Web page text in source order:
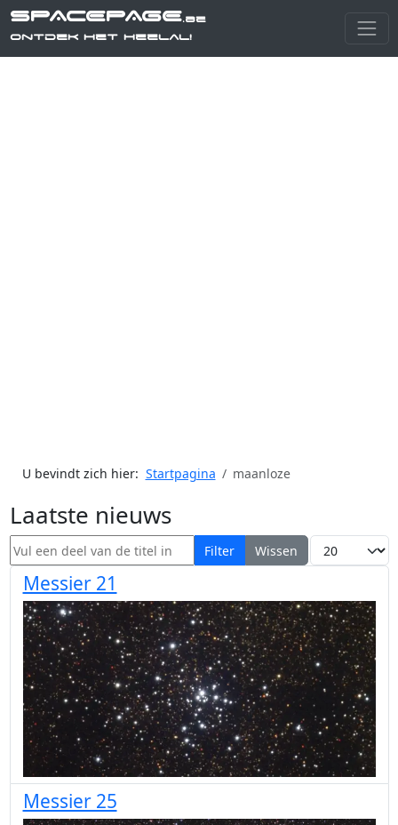
SPACEPAGE.be
Ontdek het heelal!
U bevindt zich hier: Startpagina maanloze
Laatste nieuws
Vul een deel van de titel in Filter Wissen Toon #
Messier 21
Messier 25